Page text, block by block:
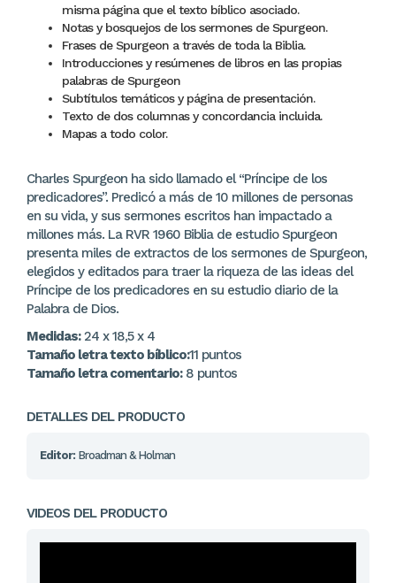
misma página que el texto bíblico asociado.
Notas y bosquejos de los sermones de Spurgeon.
Frases de Spurgeon a través de toda la Biblia.
Introducciones y resúmenes de libros en las propias
palabras de Spurgeon
Subtítulos temáticos y página de presentación.
Texto de dos columnas y concordancia incluida.
Mapas a todo color.
Charles Spurgeon ha sido llamado el “Príncipe de los
predicadores”. Predicó a más de 10 millones de personas
en su vida, y sus sermones escritos han impactado a
millones más. La RVR 1960 Biblia de estudio Spurgeon
presenta miles de extractos de los sermones de Spurgeon,
elegidos y editados para traer la riqueza de las ideas del
Príncipe de los predicadores en su estudio diario de la
Palabra de Dios.
Medidas:24 x 18,5 x 4
Tamaño letra texto bíblico:11 puntos
Tamaño letra comentario:8 puntos
DETALLES DEL PRODUCTO
Editor: Broadman & Holman
VIDEOS DEL PRODUCTO